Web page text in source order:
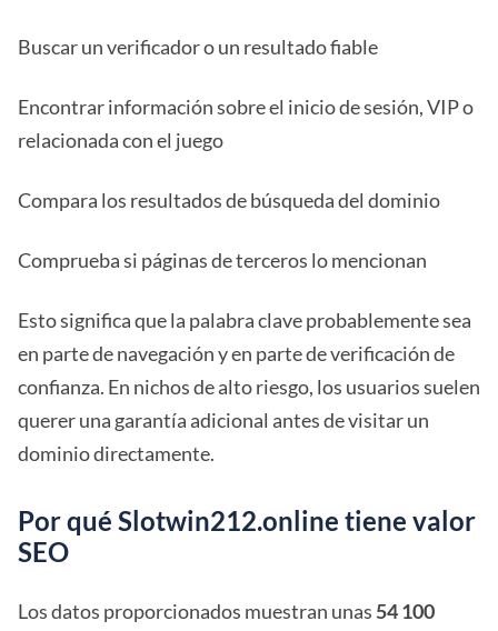
Buscar un verificador o un resultado fiable
Encontrar información sobre el inicio de sesión, VIP o
relacionada con el juego
Compara los resultados de búsqueda del dominio
Comprueba si páginas de terceros lo mencionan
Esto significa que la palabra clave probablemente sea
en parte de navegación y en parte de verificación de
confianza. En nichos de alto riesgo, los usuarios suelen
querer una garantía adicional antes de visitar un
dominio directamente.
Por qué Slotwin212.online tiene valor
SEO
Los datos proporcionados muestran unas 54 100